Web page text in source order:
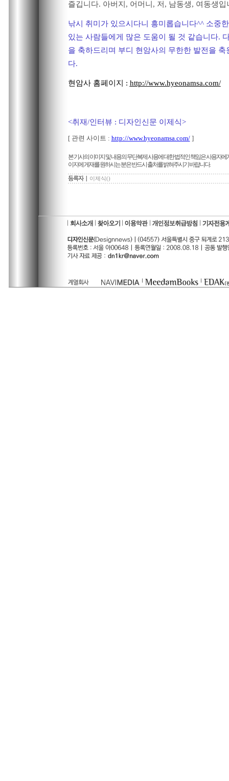
즐깁니다. 아버지, 어머니, 저, 남동생, 여동생입
낚시 취미가 있으시다니 흥미롭습니다^^ 소중
있는 사람들에게 많은 도움이 될 것 같습니다.
을 축하드리며 부디 현암사의 무한한 발전을 축
다.
현암사 홈페이지 : http://www.hyeonamsa.com/
<취재/인터뷰 : 디자인신문 이제식>
[ 관련 사이트 : http://www.hyeonamsa.com/]
본 기사의 이미지 및 내용의 무단복제 사용에 대한 법적인 책임은 사용자에
이지에 게재를 원하시는 분은 반드시 출처를 밝혀주시기 바랍니다.
이제식()